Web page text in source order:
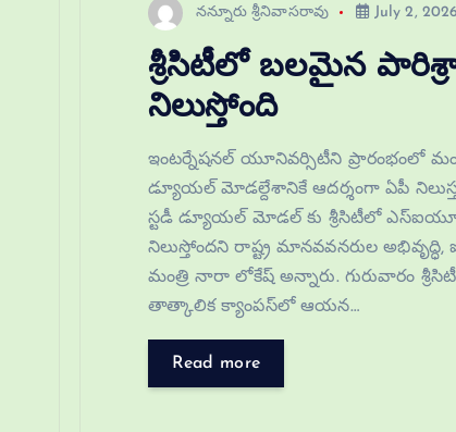
నన్నూరు శ్రీనివాసరావు July 2, 2026
శ్రీసిటీలో బలమైన
నిలుస్తోంది
ఇంటర్నేషనల్ యూనివర్సిటీని ప్రారంభంలో
డ్యూయల్ మోడల్దేశానికే ఆదర్శంగా ఏపీ
స్టడీ డ్యూయల్ మోడల్ కు శ్రీసిటీలో
నిలుస్తోందని రాష్ట్ర మానవవనరుల
మంత్రి నారా లోకేష్ అన్నారు. గురువారం
తాత్కాలిక క్యాంపస్‌లో ఆయన…
Read more